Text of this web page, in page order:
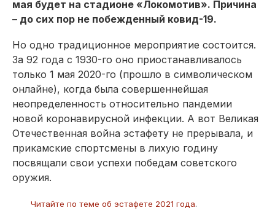
мая будет на стадионе «Локомотив». Причина
– до сих пор не побежденный ковид-19.
Но одно традиционное мероприятие состоится.
За 92 года с 1930-го оно приостанавливалось
только 1 мая 2020-го (прошло в символическом
онлайне), когда была совершеннейшая
неопределенность относительно пандемии
новой коронавирусной инфекции. А вот Великая
Отечественная война эстафету не прерывала, и
прикамские спортсмены в лихую годину
посвящали свои успехи победам советского
оружия.
Читайте по теме об эстафете 2021 года.